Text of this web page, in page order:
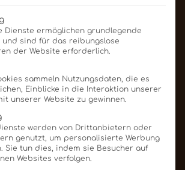
der Service-Gruppen, für die eine
Dienste ermöglichen grundlegende
und sind für das reibungslose
der Website erforderlich.
sammeln Nutzungsdaten, die es
Einblicke in die Interaktion unserer
unserer Website zu gewinnen.
werden von Drittanbietern oder
genutzt, um personalisierte Werbung
Sie tun dies, indem sie Besucher auf
Websites verfolgen.